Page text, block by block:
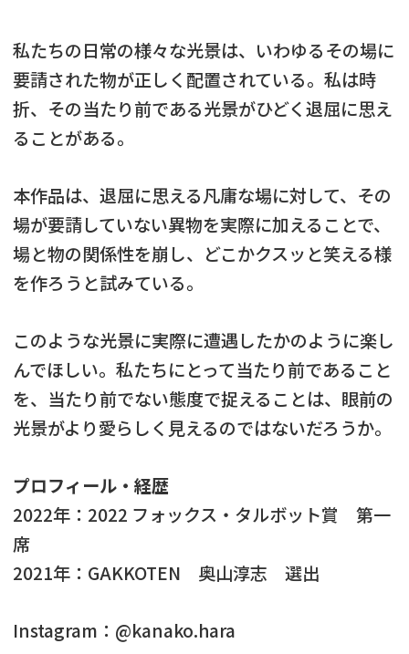
私たちの日常の様々な光景は、いわゆるその場に
要請された物が正しく配置されている。私は時
折、その当たり前である光景がひどく退屈に思え
ることがある。
本作品は、退屈に思える凡庸な場に対して、その
場が要請していない異物を実際に加えることで、
場と物の関係性を崩し、どこかクスッと笑える様
を作ろうと試みている。
このような光景に実際に遭遇したかのように楽し
んでほしい。私たちにとって当たり前であること
を、当たり前でない態度で捉えることは、眼前の
光景がより愛らしく見えるのではないだろうか。
プロフィール・経歴
2022年：2022 フォックス・タルボット賞 第一
席
2021年：GAKKOTEN 奥山淳志 選出
Instagram：@kanako.hara